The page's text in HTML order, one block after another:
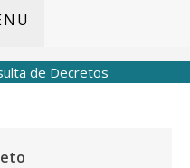
de Decretos